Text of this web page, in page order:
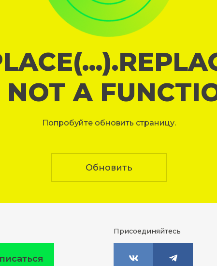
NOT A
Попробуйте обновить страницу.
Обновить
Присоединяйтесь